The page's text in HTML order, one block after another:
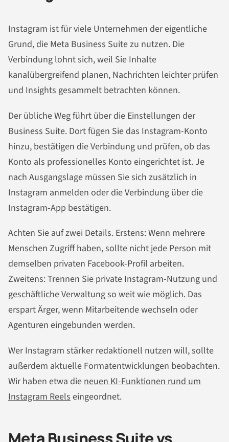
Instagram ist für viele Unternehmen der eigentliche
Grund, die Meta Business Suite zu nutzen. Die
Verbindung lohnt sich, weil Sie Inhalte
kanalübergreifend planen, Nachrichten leichter prüfen
und Insights gesammelt betrachten können.
Der übliche Weg führt über die Einstellungen der
Business Suite. Dort fügen Sie das Instagram-Konto
hinzu, bestätigen die Verbindung und prüfen, ob das
Konto als professionelles Konto eingerichtet ist. Je
nach Ausgangslage müssen Sie sich zusätzlich in
Instagram anmelden oder die Verbindung über die
Instagram-App bestätigen.
Achten Sie auf zwei Details. Erstens: Wenn mehrere
Menschen Zugriff haben, sollte nicht jede Person mit
demselben privaten Facebook-Profil arbeiten.
Zweitens: Trennen Sie private Instagram-Nutzung und
geschäftliche Verwaltung so weit wie möglich. Das
erspart Ärger, wenn Mitarbeitende wechseln oder
Agenturen eingebunden werden.
Wer Instagram stärker redaktionell nutzen will, sollte
außerdem aktuelle Formatentwicklungen beobachten.
Wir haben etwa dieneuen KI-Funktionen rund um
Instagram Reelseingeordnet.